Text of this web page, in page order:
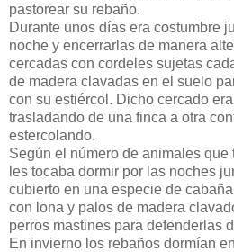
pastorear su rebaño.
Durante unos días era costumbre
noche y encerrarlas de manera
cercadas con cordeles sujetas
de madera clavadas en el suelo
con su estiércol. Dicho cercado
trasladando de una finca a otra
estercolando.
Según el número de animales
les tocaba dormir por las noches
cubierto en una especie de
con lona y palos de madera
perros mastines para defenderlas
En invierno los rebaños dormían